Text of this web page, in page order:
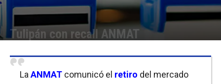
Tulipán con recall ANMAT
La ANMAT comunicó el retiro del mercado